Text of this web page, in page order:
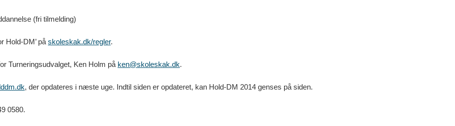
(fri tilmelding)
Hold-DM’ på skoleskak.dk/regler.
Turneringsudvalget, Ken Holm på ken@skoleskak.dk.
, der opdateres i næste uge. Indtil siden er opdateret, kan Hold-DM 2014 genses på siden.
0580.